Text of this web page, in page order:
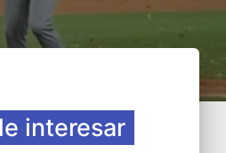
interesar